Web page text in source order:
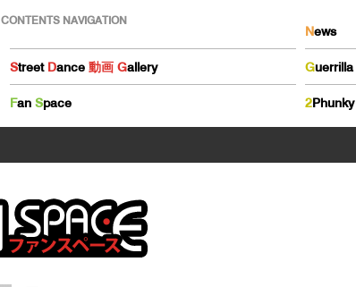
CONTENTS NAVIGATION
News
Street Dance 動画 Gallery Guerrilla
Fan Space 2Phunky